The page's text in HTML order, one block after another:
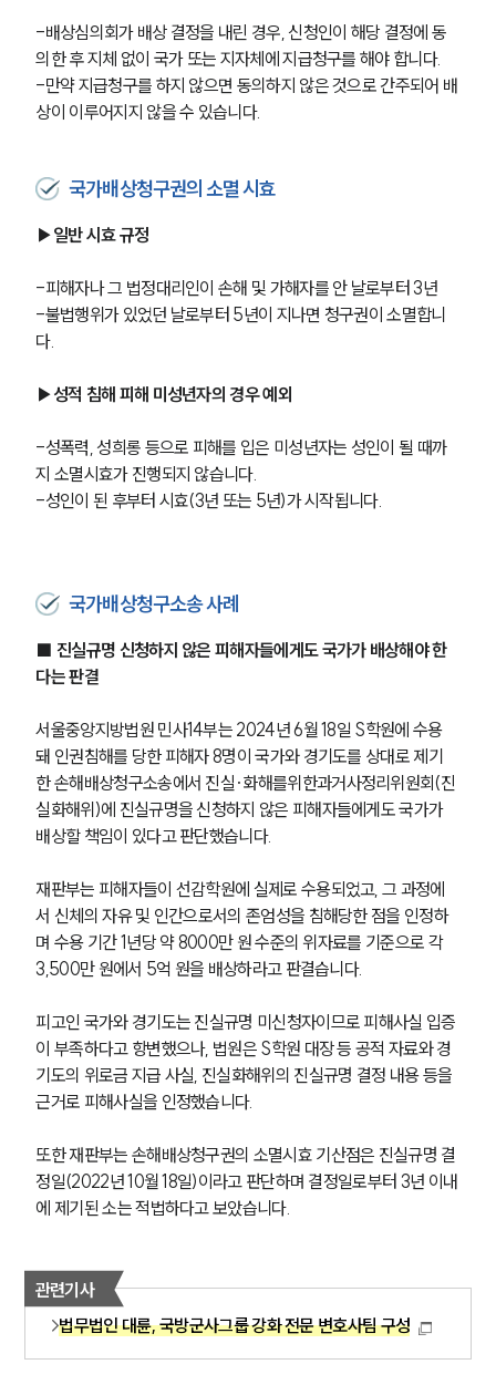
군전문변호사
소식/자료
공지사항
세미나
대륜법률상담예약
-배상심의회가 배상 결정을 내린 경우, 신청인이 해당 결정에 동
의한 후 지체 없이 국가 또는 지자체에 지급청구를 해야 합니다.
-만약 지급청구를 하지 않으면 동의하지 않은 것으로 간주되어 배
상이 이루어지지 않을 수 있습니다.
국가배상청구권의 소멸 시효
▶일반 시효 규정
-피해자나 그 법정대리인이 손해 및 가해자를 안 날로부터 3년
-불법행위가 있었던 날로부터 5년이 지나면 청구권이 소멸합니
다.
▶성적 침해 피해 미성년자의 경우 예외
-성폭력, 성희롱 등으로 피해를 입은 미성년자는 성인이 될 때까
지 소멸시효가 진행되지 않습니다.
-성인이 된 후부터 시효(3년 또는 5년)가 시작됩니다.
국가배상청구소송 사례
■ 진실규명 신청하지 않은 피해자들에게도 국가가 배상해야 한
다는 판결
서울중앙지방법원 민사14부는 2024년 6월 18일 S학원에 수용
돼 인권침해를 당한 피해자 8명이 국가와 경기도를 상대로 제기
한 손해배상청구소송에서 진실·화해를위한과거사정리위원회(진
실화해위)에 진실규명을 신청하지 않은 피해자들에게도 국가가
배상할 책임이 있다고 판단했습니다.
재판부는 피해자들이 선감학원에 실제로 수용되었고, 그 과정에
서 신체의 자유 및 인간으로서의 존엄성을 침해당한 점을 인정하
며 수용 기간 1년당 약 8000만 원 수준의 위자료를 기준으로 각
3,500만 원에서 5억 원을 배상하라고 판결습니다.
피고인 국가와 경기도는 진실규명 미신청자이므로 피해사실 입증
이 부족하다고 항변했으나, 법원은 S학원 대장 등 공적 자료와 경
기도의 위로금 지급 사실, 진실화해위의 진실규명 결정 내용 등을
근거로 피해사실을 인정했습니다.
또한 재판부는 손해배상청구권의 소멸시효 기산점은 진실규명 결
정일(2022년 10월 18일)이라고 판단하며 결정일로부터 3년 이내
에 제기된 소는 적법하다고 보았습니다.
관련기사
법무법인 대륜, 국방군사그룹 강화 전문 변호사팀 구성